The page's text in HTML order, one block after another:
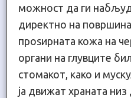
можност да ги
директно на
проѕирната кожа на
органи на глувците
стомакот, како и
ја движат храната